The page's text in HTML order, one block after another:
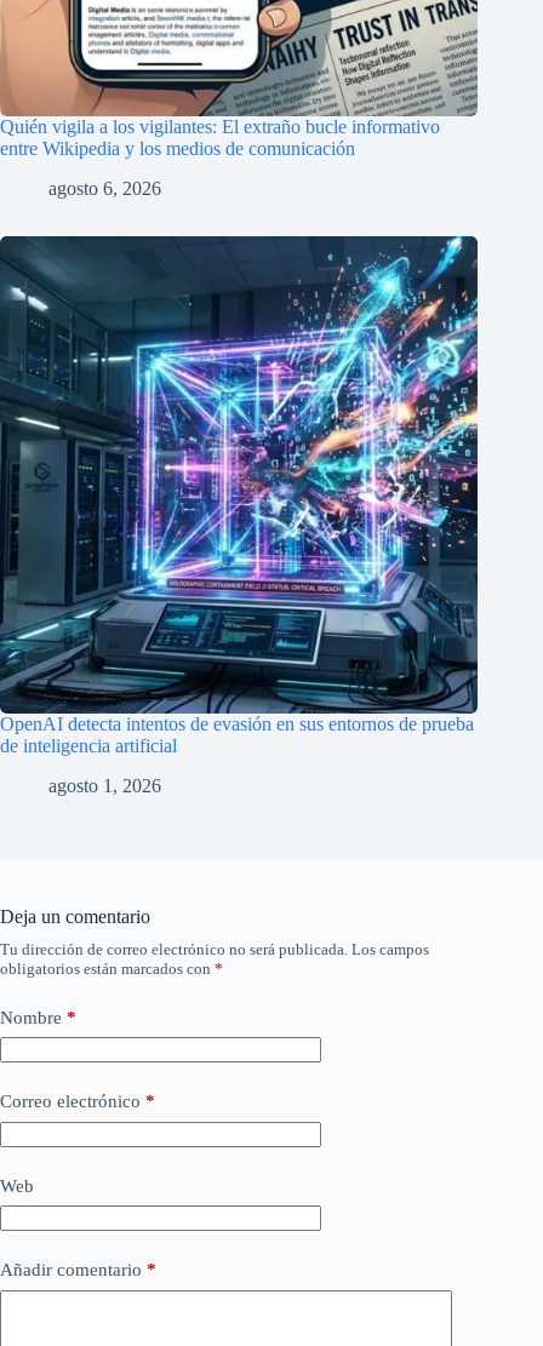
Quién vigila a los vigilantes: El extraño bucle informativo
entre Wikipedia y los medios de comunicación
agosto 6, 2026
OpenAI detecta intentos de evasión en sus entornos de prueba
de inteligencia artificial
agosto 1, 2026
Deja un comentario
Tu dirección de correo electrónico no será publicada. Los campos
obligatorios están marcados con *
Nombre *
Correo electrónico *
Web
Añadir comentario *